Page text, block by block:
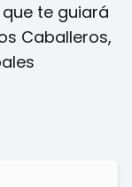
te guiará
Caballeros,